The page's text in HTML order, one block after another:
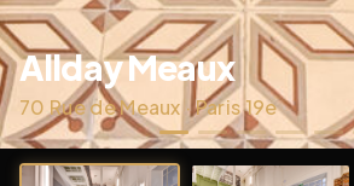
Allday Meaux
70 Rue de Meaux · Paris 19e